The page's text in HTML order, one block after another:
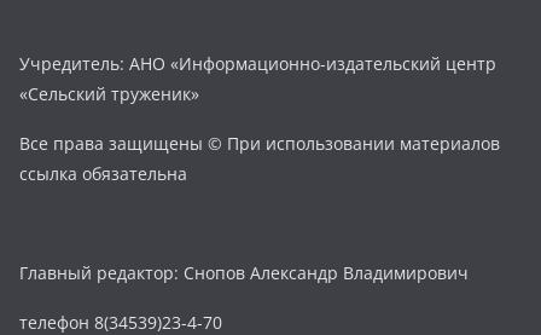
Учредитель: АНО «Информационно-издательский центр
«Сельский труженик»
Все права защищены © При использовании материалов
ссылка обязательна
Главный редактор: Снопов Александр Владимирович
телефон 8(34539)23-4-70